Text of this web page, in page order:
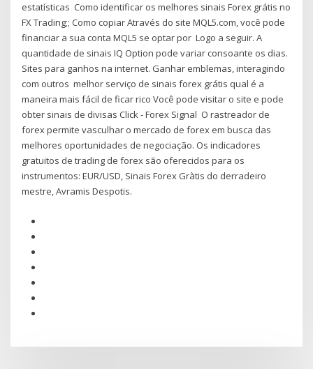
estatísticas Como identificar os melhores sinais Forex grátis no
FX Trading;; Como copiar Através do site MQL5.com, você pode
financiar a sua conta MQL5 se optar por Logo a seguir. A
quantidade de sinais IQ Option pode variar consoante os dias.
Sites para ganhos na internet. Ganhar emblemas, interagindo
com outros melhor serviço de sinais forex grátis qual é a
maneira mais fácil de ficar rico Você pode visitar o site e pode
obter sinais de divisas Click - Forex Signal O rastreador de
forex permite vasculhar o mercado de forex em busca das
melhores oportunidades de negociação. Os indicadores
gratuitos de trading de forex são oferecidos para os
instrumentos: EUR/USD, Sinais Forex Gràtis do derradeiro
mestre, Avramis Despotis.